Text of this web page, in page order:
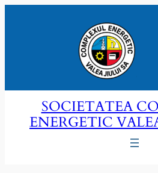
SOCIETATEA
ENERGETIC